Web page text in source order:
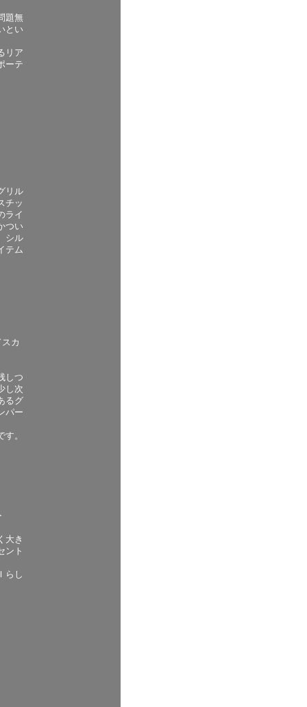
題無
とい
リア
ーテ
リル
チッ
ライ
つい
シル
テム
カ
しつ
し次
るグ
パー
。
大き
ント
らし